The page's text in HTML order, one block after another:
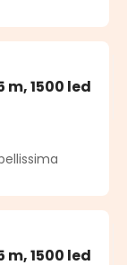
m, 1500 led
m, 1500 led